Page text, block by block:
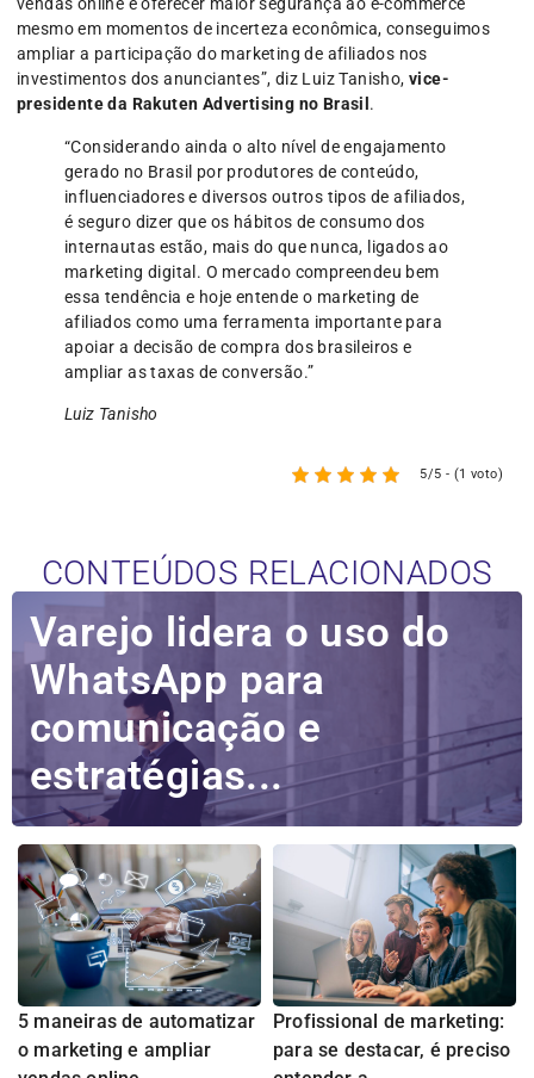
vendas online e oferecer maior segurança ao e-commerce
mesmo em momentos de incerteza econômica, conseguimos
ampliar a participação do marketing de afiliados nos
investimentos dos anunciantes”, diz Luiz Tanisho, vice-
presidente da Rakuten Advertising no Brasil .
“Considerando ainda o alto nível de engajamento
gerado no Brasil por produtores de conteúdo,
influenciadores e diversos outros tipos de afiliados,
é seguro dizer que os hábitos de consumo dos
internautas estão, mais do que nunca, ligados ao
marketing digital. O mercado compreendeu bem
essa tendência e hoje entende o marketing de
afiliados como uma ferramenta importante para
apoiar a decisão de compra dos brasileiros e
ampliar as taxas de conversão.”
Luiz Tanisho
5/5 - (1 voto)
CONTEÚDOS RELACIONADOS
Varejo lidera o uso do
WhatsApp para
comunicação e
estratégias...
5 maneiras de automatizar
o marketing e ampliar
Profissional de marketing:
para se destacar, é preciso